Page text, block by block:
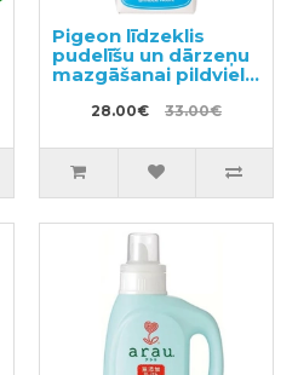
Pigeon līdzeklis
pudelīšu un dārzeņu
mazgāšanai pildviela
28.00€ 33.00€